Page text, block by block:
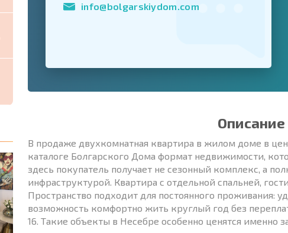
info@bolgarskiydom.com
В продаже двухкомнатная квартира в жилом доме в
каталоге Болгарского Дома формат недвижимости,
здесь покупатель получает не сезонный комплекс, а
инфраструктурой. Квартира с отдельной спальней,
Пространство подходит для постоянного проживания:
возможность комфортно жить круглый год без
16. Такие объекты в Несебре особенно ценятся именно